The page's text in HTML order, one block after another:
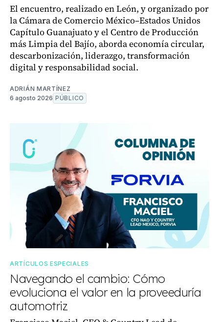
El encuentro, realizado en León, y organizado por
la Cámara de Comercio México–Estados Unidos
Capítulo Guanajuato y el Centro de Producción
más Limpia del Bajío, aborda economía circular,
descarbonización, liderazgo, transformación
digital y responsabilidad social.
ADRIÁN MARTÍNEZ
6 agosto 2026 PÚBLICO
ARTÍCULOS ESPECIALES
Navegando el cambio: Cómo
evoluciona el valor en la proveeduría
automotriz